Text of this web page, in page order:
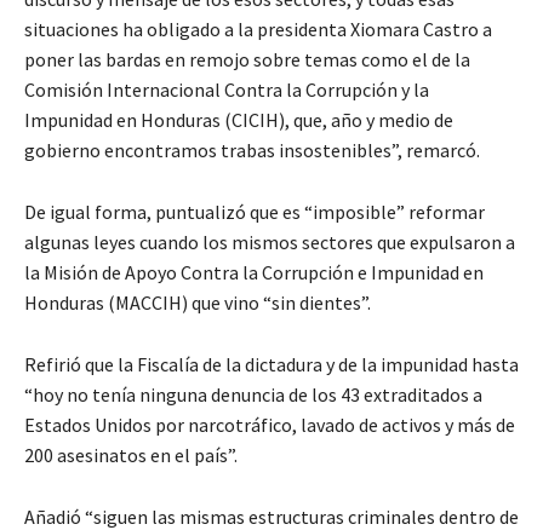
situaciones ha obligado a la presidenta Xiomara Castro a
poner las bardas en remojo sobre temas como el de la
Comisión Internacional Contra la Corrupción y la
Impunidad en Honduras (CICIH), que, año y medio de
gobierno encontramos trabas insostenibles”, remarcó.
De igual forma, puntualizó que es “imposible” reformar
algunas leyes cuando los mismos sectores que expulsaron a
la Misión de Apoyo Contra la Corrupción e Impunidad en
Honduras (MACCIH) que vino “sin dientes”.
Refirió que la Fiscalía de la dictadura y de la impunidad hasta
“hoy no tenía ninguna denuncia de los 43 extraditados a
Estados Unidos por narcotráfico, lavado de activos y más de
200 asesinatos en el país”.
Añadió “siguen las mismas estructuras criminales dentro de